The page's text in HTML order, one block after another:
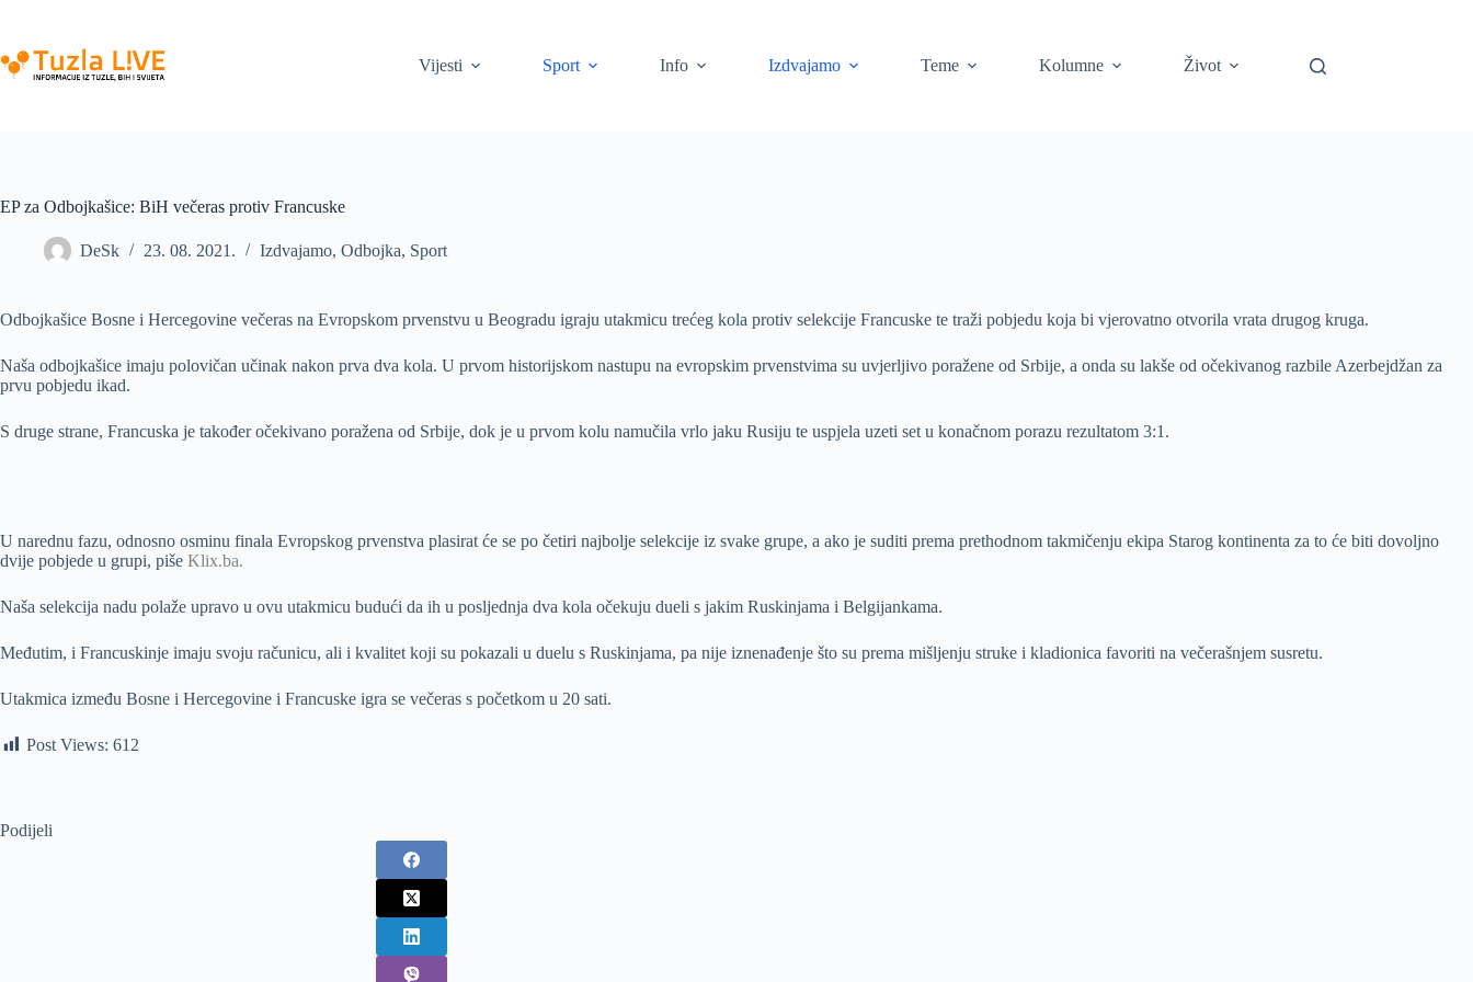
content
Vijesti
Sport Info Izdvajamo Teme Kolumne Život
EP za Odbojkašice: BiH večeras protiv Francuske
DeSk 23. 08. 2021. Izdvajamo, Odbojka, Sport
Odbojkašice Bosne i Hercegovine večeras na Evropskom prvenstvu u Beogradu igraju utakmicu trećeg kola protiv selekcije Francuske te traži pobjedu koja bi vjerovatno otvorila vrata drugog kruga.
Naša odbojkašice imaju polovičan učinak nakon prva dva kola. U prvom historijskom nastupu na evropskim prvenstvima su uvjerljivo poražene od Srbije, a onda su lakše od očekivanog razbile Azerbejdžan za
prvu pobjedu ikad.
S druge strane, Francuska je također očekivano poražena od Srbije, dok je u prvom kolu namučila vrlo jaku Rusiju te uspjela uzeti set u konačnom porazu rezultatom 3:1.
U narednu fazu, odnosno osminu finala Evropskog prvenstva plasirat će se po četiri najbolje selekcije iz svake grupe, a ako je suditi prema prethodnom takmičenju ekipa Starog kontinenta za to će biti dovoljno
dvije pobjede u grupi, piše Klix.ba.
Naša selekcija nadu polaže upravo u ovu utakmicu budući da ih u posljednja dva kola očekuju dueli s jakim Ruskinjama i Belgijankama.
Međutim, i Francuskinje imaju svoju računicu, ali i kvalitet koji su pokazali u duelu s Ruskinjama, pa nije iznenađenje što su prema mišljenju struke i kladionica favoriti na večerašnjem susretu.
Utakmica između Bosne i Hercegovine i Francuske igra se večeras s početkom u 20 sati.
Post Views: 612
Podijeli